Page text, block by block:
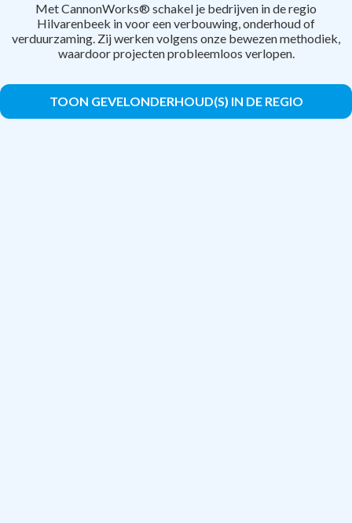
Met CannonWorks® schakel je bedrijven in de regio
Hilvarenbeek in voor een verbouwing, onderhoud of
verduurzaming. Zij werken volgens onze bewezen methodiek,
waardoor projecten probleemloos verlopen.
TOON GEVELONDERHOUD(S) IN DE REGIO